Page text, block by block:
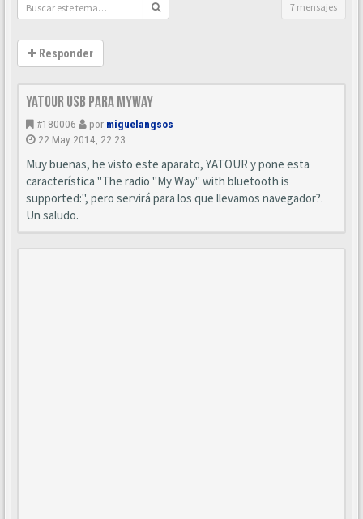
7 mensajes
Responder
YATOUR usb para MyWay
#180006 por miguelangsos
22 May 2014, 22:23
Muy buenas, he visto este aparato, YATOUR y pone esta
característica "The radio "My Way" with bluetooth is
supported:", pero servirá para los que llevamos navegador?.
Un saludo.